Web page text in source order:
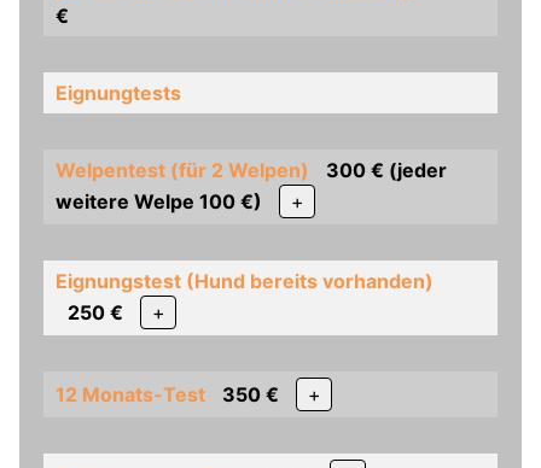
€
Eignungtests
Welpentest (für 2 Welpen)
300 € (jeder
weitere Welpe 100 €)
+
Eignungstest (Hund bereits vorhanden)
250 €
+
12 Monats-Test 350 € +